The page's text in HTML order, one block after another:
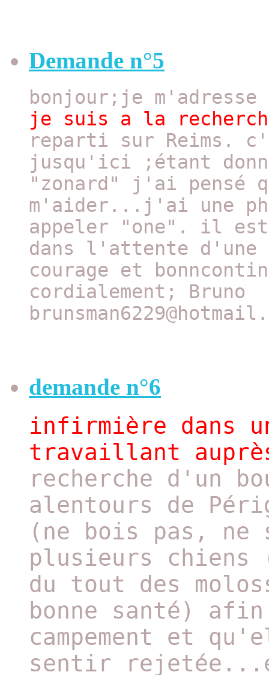
Demande n°5
bonjour;je
je suis a la
reparti sur Reims.
jusqu'ici ;étant
"zonard" j'ai pensé
m'aider...j'ai une
appeler "one". il est
dans l'attente d'une
courage et
cordialement; Bruno
demande n°6
infirmière dans
travaillant
recherche d'un
alentours de
(ne bois pas, ne
plusieurs chiens
du tout des
bonne santé)
campement et
sentir